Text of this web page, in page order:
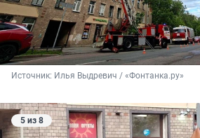
Источник: Илья Выдревич / «Фонтанка.ру»
5 из 8